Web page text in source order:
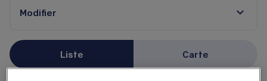
Modifier
Liste Carte